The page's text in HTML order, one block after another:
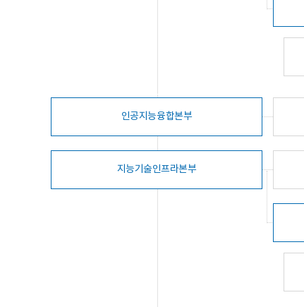
인공지능융합본부
지능기술인프라본부